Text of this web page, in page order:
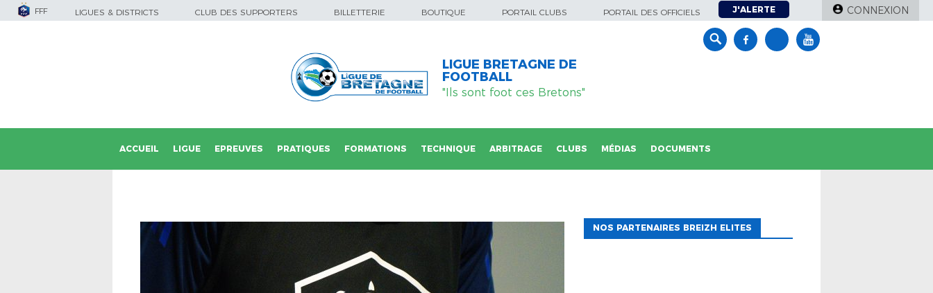
FFF LIGUES & DISTRICTS CLUB DES SUPPORTERS BILLETTERIE BOUTIQUE PORTAIL CLUBS PORTAIL DES OFFICIELS J'ALERTE CONNEXION
LIGUE BRETAGNE DE
FOOTBALL
"Ils sont foot ces Bretons"
ACCUEIL LIGUE EPREUVES PRATIQUES FORMATIONS TECHNIQUE ARBITRAGE CLUBS MÉDIAS DOCUMENTS
NOS PARTENAIRES BREIZH ELITES